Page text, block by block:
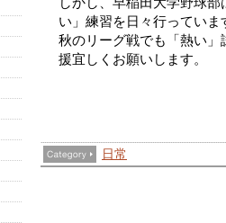
い」練習を日々行っていま
秋のリーグ戦でも「熱い
援宜しくお願いします。
日常